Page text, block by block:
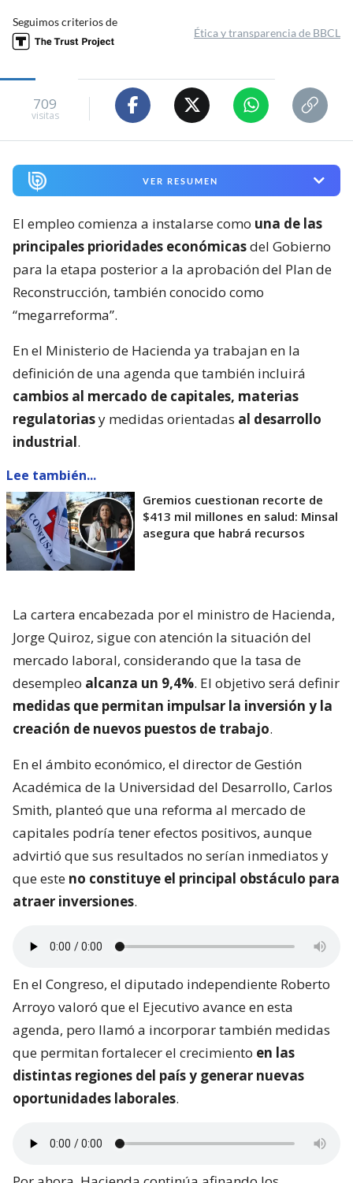
Seguimos criterios de
Ética y transparencia de BBCL
709
visitas
VER RESUMEN
El empleo comienza a instalarse como una de las
principales prioridades económicasdel Gobierno
para la etapa posterior a la aprobación del Plan de
Reconstrucción, también conocido como
“megarreforma”.
En el Ministerio de Hacienda ya trabajan en la
definición de una agenda que también incluirá
cambios al mercado de capitales, materias
regulatoriasy medidas orientadas al desarrollo
industrial.
Lee también...
Gremios cuestionan recorte de
$413 mil millones en salud: Minsal
asegura que habrá recursos
La cartera encabezada por el ministro de Hacienda,
Jorge Quiroz, sigue con atención la situación del
mercado laboral, considerando que la tasa de
desempleo alcanza un 9,4%. El objetivo será definir
medidas que permitan impulsar la inversión y la
creación de nuevos puestos de trabajo.
En el ámbito económico, el director de Gestión
Académica de la Universidad del Desarrollo, Carlos
Smith, planteó que una reforma al mercado de
capitales podría tener efectos positivos, aunque
advirtió que sus resultados no serían inmediatos y
que este no constituye el principal obstáculo para
atraer inversiones.
En el Congreso, el diputado independiente Roberto
Arroyo valoró que el Ejecutivo avance en esta
agenda, pero llamó a incorporar también medidas
que permitan fortalecer el crecimiento en las
distintas regiones del país y generar nuevas
oportunidades laborales.